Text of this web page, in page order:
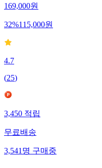
169,000원
32%115,000원
4.7
(25)
3,450적립
무료배송
3,541명구매중